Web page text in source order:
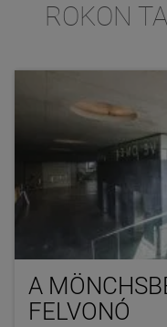
ROKON
A
FELVONÓ